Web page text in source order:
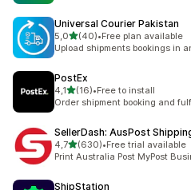
Universal Courier Pakistan
5,0z 5 hvězd
(40)
Celkový počet recenzí: 40
•Free plan available
Upload shipments bookings in
PostEx
4,1z 5 hvězd
(16)
Celkový počet recenzí: 16
•Free to install
Order shipment booking and
SellerDash: AusPost
4,7z 5 hvězd
(630)
Celkový počet recenzí: 630
•Free trial available
Print Australia Post MyPost
ShipStation